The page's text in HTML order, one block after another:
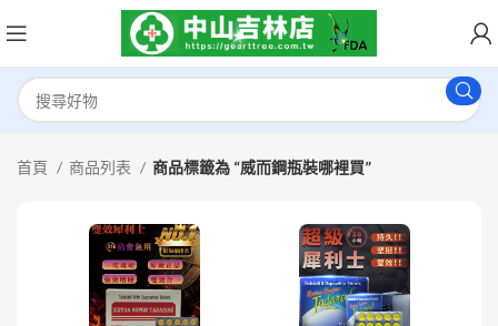
首頁 商品列表 商品標籤為 “威而鋼瓶裝哪裡買”